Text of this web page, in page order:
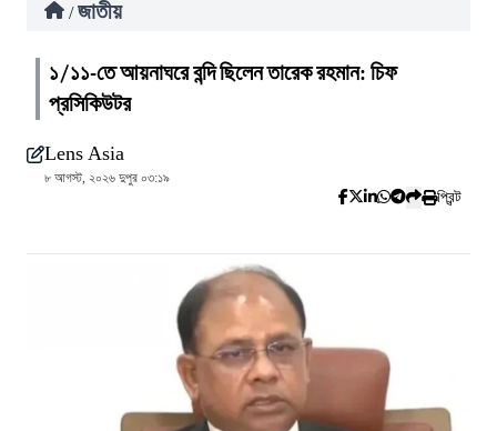
/ জাতীয়
১/১১-তে আয়নাঘরে বন্দি ছিলেন তারেক রহমান: চিফ
প্রসিকিউটর
Lens Asia
৮ আগস্ট, ২০২৬ দুপুর ০৩:১৯
প্রিন্ট